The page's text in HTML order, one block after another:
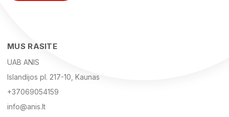
MUS RASITE
UAB ANIS
Islandijos pl. 217-10, Kaunas
+37069054159
info@anis.lt